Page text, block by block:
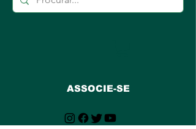
ASSOCIE-SE